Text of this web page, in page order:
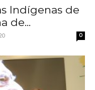
Indígenas de
de...
0